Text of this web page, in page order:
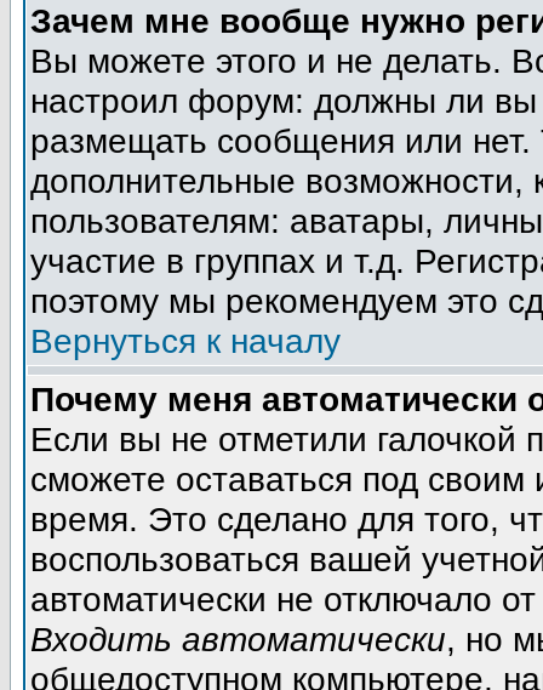
Зачем мне вообще нужно
Вы можете этого и не делать.
настроил форум: должны ли вы
размещать сообщения или
дополнительные
пользователям: аватары,
участие в группах и т.д.
поэтому мы рекомендуем это
Вернуться к началу
Почему меня автоматически
Если вы не отметили галочкой
сможете оставаться под
время. Это сделано для того,
воспользоваться вашей
автоматически не отключало
Входить автоматически, но
общедоступном компьютере,